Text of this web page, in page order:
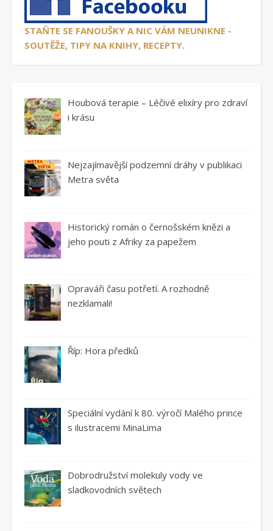
STAŇTE SE FANOUŠKY A NIC VÁM NEUNIKNE -
SOUTĚŽE, TIPY NA KNIHY, RECEPTY.
Houbová terapie – Léčivé elixíry pro zdraví
i krásu
Nejzajímavější podzemní dráhy v publikaci
Metra světa
Historický román o černošském knězi a
jeho pouti z Afriky za papežem
Opraváři času potřetí. A rozhodně
nezklamali!
Říp: Hora předků
Speciální vydání k 80. výročí Malého prince
s ilustracemi MinaLima
Dobrodružství molekuly vody ve
sladkovodních světech